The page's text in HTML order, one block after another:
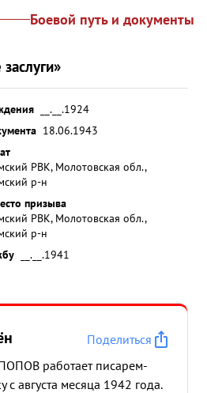
Боевой путь и документы
__.__.1924
18.06.1943
РВК, Молотовская обл.,
р-н
призыва
РВК, Молотовская обл.,
р-н
__.__.1941
Поделиться
работает писарем-
с августа месяца 1942 года.